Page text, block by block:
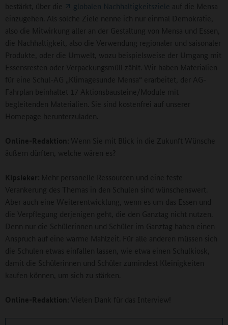
bestärkt, über die
globalen Nachhaltigkeitsziele auf die Mensa
einzugehen. Als solche Ziele nenne ich nur einmal Demokratie,
also die Mitwirkung aller an der Gestaltung von Mensa und Essen,
die Nachhaltigkeit, also die Verwendung regionaler und saisonaler
Produkte, oder die Umwelt, wozu beispielsweise der Umgang mit
Essensresten oder Verpackungsmüll zählt. Wir haben Materialien
für eine Schul-AG „Klimagesunde Mensa“ erarbeitet, der AG-
Fahrplan beinhaltet 17 Aktionsbausteine/Module mit
begleitenden Materialien. Sie sind kostenfrei auf unserer
Homepage herunterzuladen.
Online-Redaktion: Wenn Sie mit Blick in die Zukunft Wünsche
äußern dürften, welche wären es?
Kipsieker: Mehr personelle Ressourcen und eine feste
Verankerung des Themas in den Schulen sind wünschenswert.
Aber auch eine Weiterentwicklung, wenn es um das Essen und
die Verpflegung derjenigen geht, die den Ganztag nicht nutzen.
Denn nur die Schülerinnen und Schüler im Ganztag haben einen
Anspruch auf eine warme Mahlzeit. Für alle anderen müssen sich
die Schulen etwas einfallen lassen, wie etwa einen Schulkiosk,
damit die Schülerinnen und Schüler zumindest Kleinigkeiten
kaufen können, um sich zu stärken.
Online-Redaktion: Vielen Dank für das Interview!